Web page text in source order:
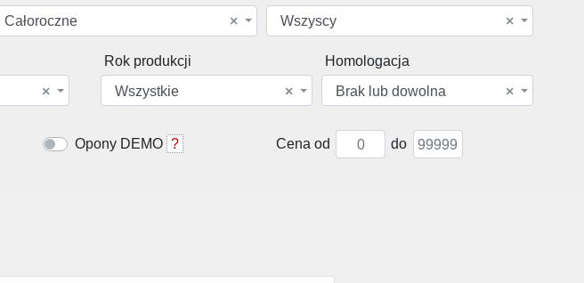
×
Całoroczne
×
Wszyscy
×
Rok produkcji
×
Wszystkie
Homologacja
×
Brak lub dowolna
Opony DEMO ? Cena od do